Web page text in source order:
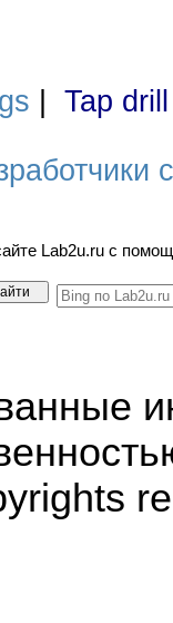
Tap
Lab2u.ru с